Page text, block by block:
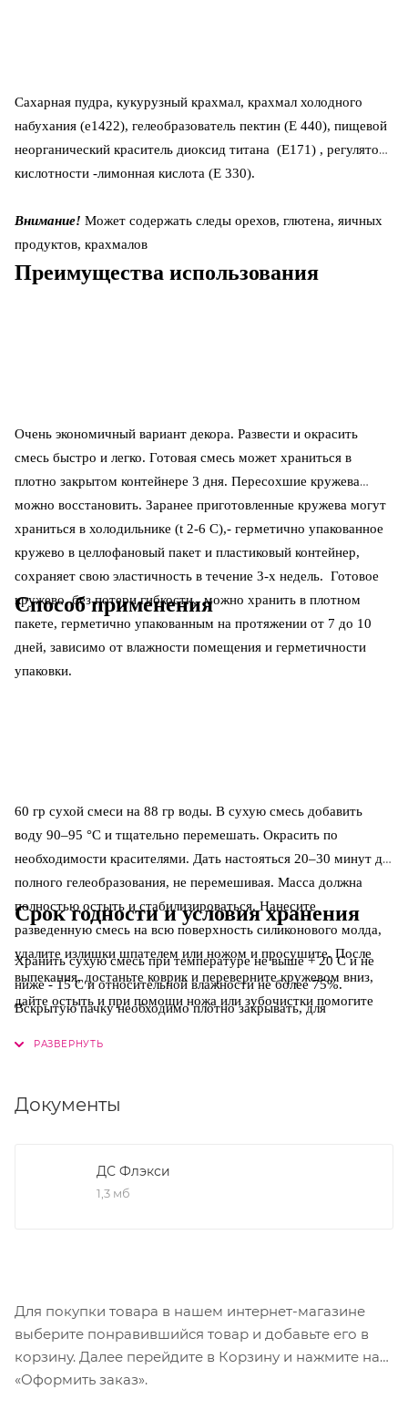
Сахарная пудра, кукурузный крахмал, крахмал холодного
набухания (е1422), гелеобразователь пектин (Е 440), пищевой
неорганический краситель диоксид титана (Е171) , регулятор
кислотности -лимонная кислота (Е 330).
Внимание! Может содержать следы орехов, глютена, яичных
продуктов, крахмалов
Преимущества использования
Очень экономичный вариант декора. Развести и окрасить
смесь быстро и легко. Готовая смесь может храниться в
плотно закрытом контейнере 3 дня. Пересохшие кружева
можно восстановить. Заранее приготовленные кружева могут
храниться в холодильнике (t 2-6 C),- герметично упакованное
кружево в целлофановый пакет и пластиковый контейнер,
сохраняет свою эластичность в течение 3-х недель. Готовое
кружево, без потери гибкости, можно хранить в плотном
пакете, герметично упакованным на протяжении от 7 до 10
дней, зависимо от влажности помещения и герметичности
упаковки.
Способ применения
60 гр сухой смеси на 88 гр воды. В сухую смесь добавить
воду 90–95 °С и тщательно перемешать. Окрасить по
необходимости красителями. Дать настояться 20–30 минут до
полного гелеобразования, не перемешивая. Масса должна
полностью остыть и стабилизироваться. Нанесите
разведенную смесь на всю поверхность силиконового молда,
удалите излишки шпателем или ножом и просушите. После
выпекания, достаньте коврик и переверните кружевом вниз,
дайте остыть и при помощи ножа или зубочистки помогите
100°С - 10-15 мин при режиме “конвекция” время
Срок годности и условия хранения
Хранить сухую смесь при температуре не выше + 20 С и не
ниже - 15 С и относительной влажности не более 75%.
Вскрытую пачку необходимо плотно закрывать, для
Содержание в 100 г продукта
Документы
ДС Флэкси
1,3 мб
Для покупки товара в нашем интернет-магазине
выберите понравившийся товар и добавьте его в
корзину. Далее перейдите в Корзину и нажмите на
«Оформить заказ».